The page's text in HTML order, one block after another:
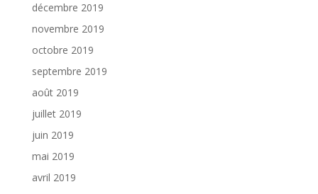
décembre 2019
novembre 2019
octobre 2019
septembre 2019
août 2019
juillet 2019
juin 2019
mai 2019
avril 2019